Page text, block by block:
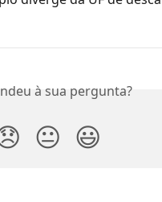
à sua pergunta?
😐 😃